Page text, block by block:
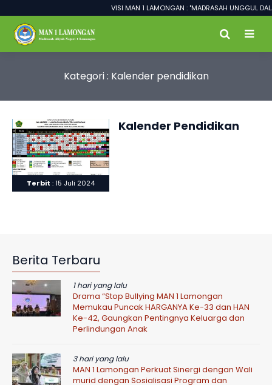
VISI MAN 1 LAMONGAN : "MADRASAH UNGGUL
Kategori : Kalender pendidikan
Terbit : 15 Juli 2024
Kalender Pendidikan
Berita Terbaru
1 hari yang lalu
Drama “Stop Bullying MAN 1 Lamongan
Memukau Puncak HARGANYA Ke-33 dan HAN
Ke-42, Gaungkan Pentingnya Keluarga dan
Perlindungan Anak
3 hari yang lalu
MAN 1 Lamongan Perkuat Sinergi dengan Wali
murid dengan Sosialisasi Program dan